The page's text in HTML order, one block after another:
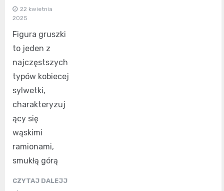
22 kwietnia
2025
Figura gruszki
to jeden z
najczęstszych
typów kobiecej
sylwetki,
charakteryzuj
ący się
wąskimi
ramionami,
smukłą górą
CZYTAJ DALEJJ